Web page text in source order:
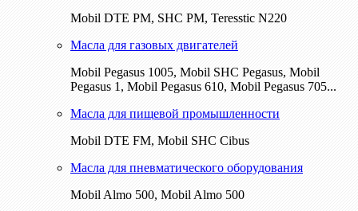
Mobil DTE РМ, SHC PM, Teresstic N220
Масла для газовых двигателей
Mobil Pegasus 1005, Mobil SHC Pegasus, Mobil
Pegasus 1, Mobil Pegasus 610, Mobil Pegasus 705...
Масла для пищевой промышленности
Mobil DTE FM, Mobil SHC Cibus
Масла для пневматического оборудования
Mobil Almo 500, Mobil Almo 500